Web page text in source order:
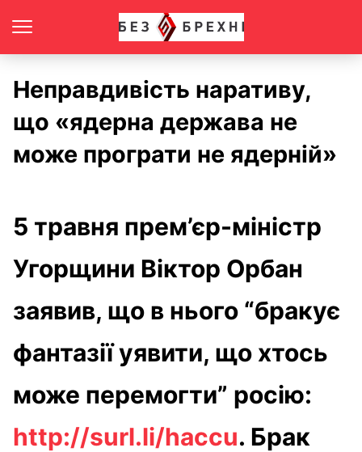
Неправдивість наративу,
що «ядерна держава не
може програти не ядерній»
5 травня прем’єр-міністр
Угорщини Віктор Орбан
заявив, що в нього “бракує
фантазії уявити, що хтось
може перемогти” росію:
http://surl.li/haccu. Брак